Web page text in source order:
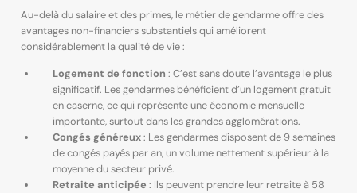
Au-delà du salaire et des primes, le métier de gendarme offre des
avantages non-financiers substantiels qui améliorent
considérablement la qualité de vie :
Logement de fonction : C’est sans doute l’avantage le plus
significatif. Les gendarmes bénéficient d’un logement gratuit
en caserne, ce qui représente une économie mensuelle
importante, surtout dans les grandes agglomérations.
Congés généreux: Les gendarmes disposent de 9 semaines
de congés payés par an, un volume nettement supérieur à la
moyenne du secteur privé.
Retraite anticipée : Ils peuvent prendre leur retraite à 58